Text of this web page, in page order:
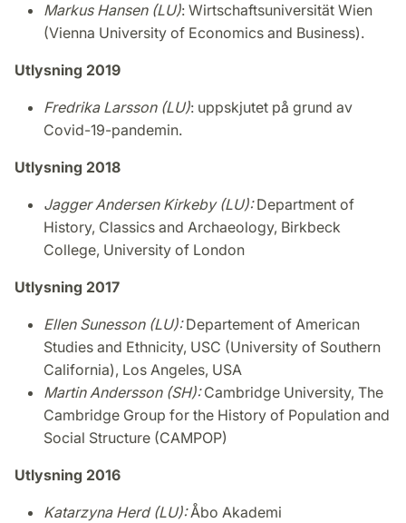
Markus Hansen (LU): Wirtschaftsuniversität Wien
(Vienna University of Economics and Business).
Utlysning 2019
Fredrika Larsson (LU): uppskjutet på grund av
Covid-19-pandemin.
Utlysning 2018
Jagger Andersen Kirkeby (LU):Department of
History, Classics and Archaeology, Birkbeck
College, University of London
Utlysning 2017
Ellen Sunesson (LU):Departement of American
Studies and Ethnicity, USC (University of Southern
California), Los Angeles, USA
Martin Andersson (SH):Cambridge University, The
Cambridge Group for the History of Population and
Social Structure (CAMPOP)
Utlysning 2016
Katarzyna Herd (LU):Åbo Akademi